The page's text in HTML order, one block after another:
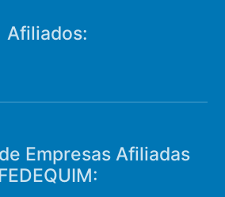
Afiliados:
Empresas Afiliadas